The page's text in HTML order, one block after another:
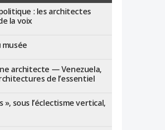
: les architectes
la voix
musée
architecte — Venezuela,
de l’essentiel
», sous l’éclectisme vertical,